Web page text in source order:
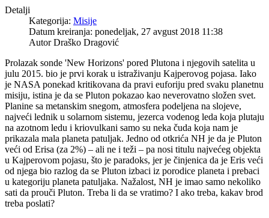
Detalji
Kategorija: Misije
Datum kreiranja: ponedeljak, 27 avgust 2018 11:38
AutorDraško Dragović
Prolazak sonde 'New Horizons' pored Plutona i njegovih satelita u
julu 2015. bio je prvi korak u istraživanju Kajperovog pojasa. Iako
je NASA ponekad kritikovana da pravi euforiju pred svaku planetnu
misiju, istina je da se Pluton pokazao kao neverovatno složen svet.
Planine sa metanskim snegom, atmosfera podeljena na slojeve,
najveći lednik u solarnom sistemu, jezerca vodenog leda koja plutaju
na azotnom ledu i kriovulkani samo su neka čuda koja nam je
prikazala mala planeta patuljak. Jedno od otkrića NH je da je Pluton
veći od Erisa (za 2%) – ali ne i teži – pa nosi titulu najvećeg objekta
u Kajperovom pojasu, što je paradoks, jer je činjenica da je Eris veći
od njega bio razlog da se Pluton izbaci iz porodice planeta i prebaci
u kategoriju planeta patuljaka. Nažalost, NH je imao samo nekoliko
sati da prouči Pluton. Treba li da se vratimo? I ako treba, kakav brod
treba poslati?